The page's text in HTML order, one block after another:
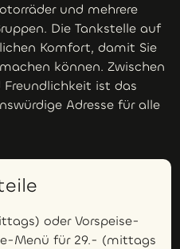
und mehrere
Die Tankstelle auf
Komfort, damit Sie
können. Zwischen
ist das
Adresse für alle
oder Vorspeise-
Menü für 29.- (mittags